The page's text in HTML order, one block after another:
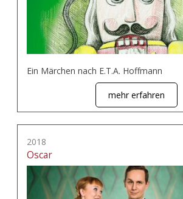
Ein Märchen nach E.T.A. Hoffmann
mehr erfahren
2018
Oscar